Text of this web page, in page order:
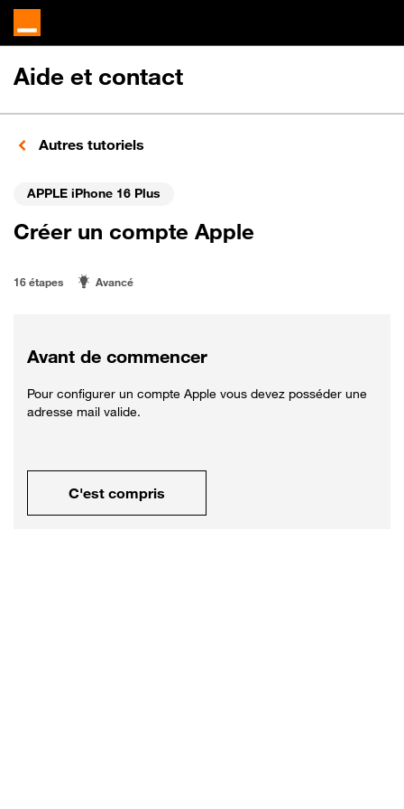
Aide et contact
Autres tutoriels
APPLE iPhone 16 Plus
Créer un compte Apple
16 étapes Avancé
Avant de commencer
Pour configurer un compte Apple vous devez posséder une
adresse mail valide.
C'est compris